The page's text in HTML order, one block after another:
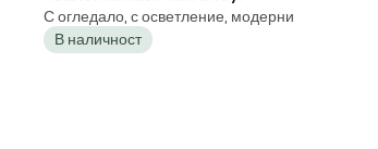
С огледало, с осветление, модерни
В наличност